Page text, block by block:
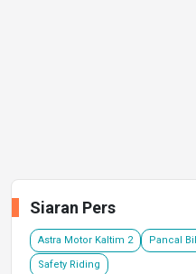
Siaran Pers
Astra Motor Kaltim 2 Pancal
Safety Riding